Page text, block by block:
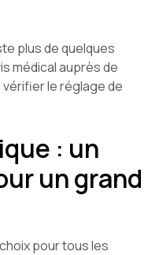
plus de quelques
médical auprès de
le réglage de
: un
un grand
pour tous les